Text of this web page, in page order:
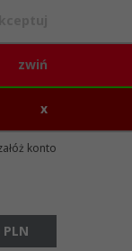
zwiń
x
konto
PLN